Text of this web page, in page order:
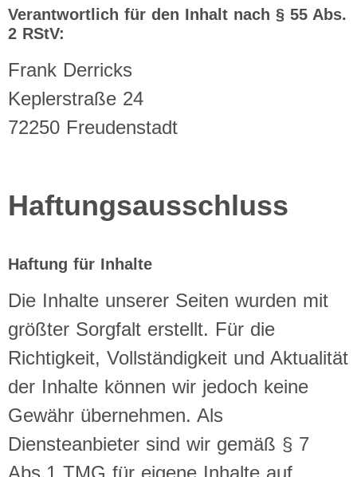
Verantwortlich für den Inhalt nach § 55 Abs.
2 RStV:
Frank Derricks
Keplerstraße 24
72250 Freudenstadt
Haftungsausschluss
Haftung für Inhalte
Die Inhalte unserer Seiten wurden mit
größter Sorgfalt erstellt. Für die
Richtigkeit, Vollständigkeit und Aktualität
der Inhalte können wir jedoch keine
Gewähr übernehmen. Als
Diensteanbieter sind wir gemäß § 7
Abs.1 TMG für eigene Inhalte auf